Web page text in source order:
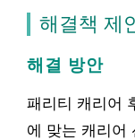
해결책 제
해결 방안
패리티 캐리어
에 맞는 캐리어